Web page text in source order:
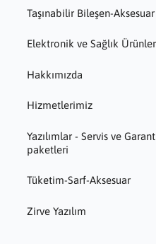
Taşınabilir Bileşen-Aksesuar
Elektronik ve Sağlık
Hakkımızda
Hizmetlerimiz
Yazılımlar - Servis ve
paketleri
Tüketim-Sarf-Aksesuar
Zirve Yazılım